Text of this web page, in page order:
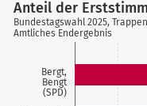
Bergt,
Bengt
(SPD)
Anteil der
Bundestagswahl 2025,
Amtliches Endergebnis